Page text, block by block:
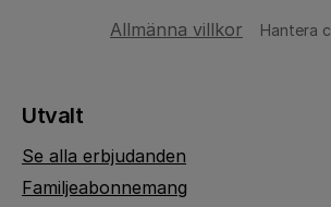
Allmänna villkor Hantera
Utvalt
Se alla erbjudanden
Familjeabonnemang